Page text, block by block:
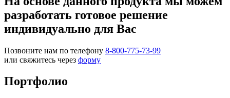
разработать готовое решение
индивидуально для Вас
Позвоните нам по телефону 8-800-775-73-99
или свяжитесь через форму
Портфолио